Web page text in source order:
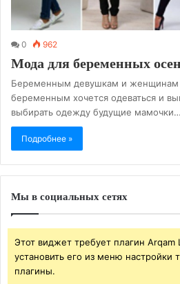
0 962
Мода для беременных
Беременным девушкам и женщинам
беременным хочется одеваться и
выбирать одежду будущие мамочки…
Подробнее »
Мы в социальных сетях
Этот виджет требует плагин
установить его из меню настройки
плагины.